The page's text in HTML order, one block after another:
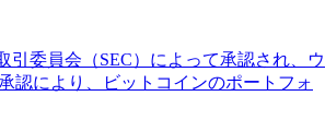
引委員会（SEC）によって承認され、ウ
認により、ビットコインのポートフォ